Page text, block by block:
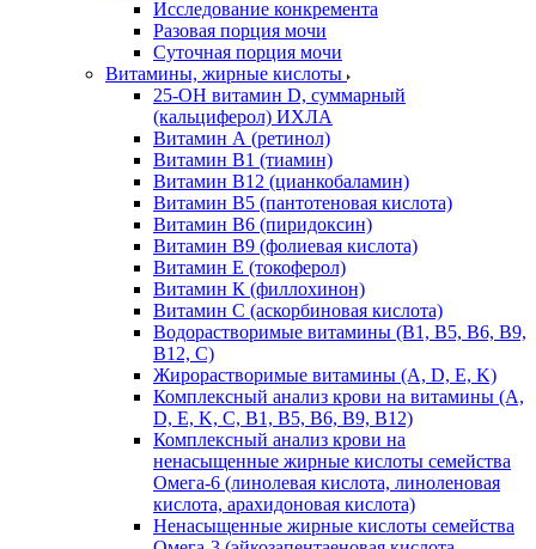
Исследование конкремента
Разовая порция мочи
Суточная порция мочи
Витамины, жирные кислоты
25-OH витамин D, суммарный
(кальциферол) ИХЛА
Витамин А (ретинол)
Витамин В1 (тиамин)
Витамин В12 (цианкобаламин)
Витамин В5 (пантотеновая кислота)
Витамин В6 (пиридоксин)
Витамин В9 (фолиевая кислота)
Витамин Е (токоферол)
Витамин К (филлохинон)
Витамин С (аскорбиновая кислота)
Водорастворимые витамины (B1, B5, B6, В9,
В12, С)
Жирорастворимые витамины (A, D, E, K)
Комплексный анализ крови на витамины (A,
D, E, K, C, B1, B5, B6, В9, B12)
Комплексный анализ крови на
ненасыщенные жирные кислоты семейства
Омега-6 (линолевая кислота, линоленовая
кислота, арахидоновая кислота)
Ненасыщенные жирные кислоты семейства